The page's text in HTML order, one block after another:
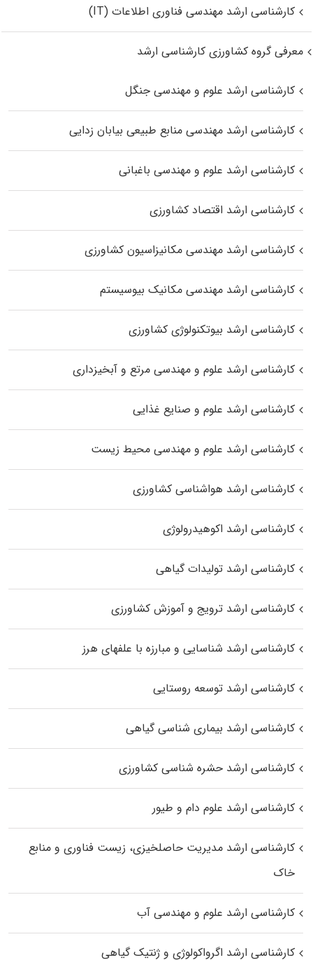
کارشناسی ارشد مهندسی فناوری اطلاعات (IT)
معرفی گروه کشاورزی کارشناسی ارشد
کارشناسی ارشد علوم و مهندسی جنگل
کارشناسی ارشد مهندسی منابع طبیعی بیابان زدایی
کارشناسی ارشد علوم و مهندسی باغبانی
کارشناسی ارشد اقتصاد کشاورزی
کارشناسی ارشد مهندسی مکانیزاسیون کشاورزی
کارشناسی ارشد مهندسی مکانیک بیوسیستم
کارشناسی ارشد بیوتکنولوژی کشاورزی
کارشناسی ارشد علوم و مهندسی مرتع و آبخیزداری
کارشناسی ارشد علوم و صنایع غذایی
کارشناسی ارشد علوم و مهندسی محیط زیست
کارشناسی ارشد هواشناسی کشاورزی
کارشناسی ارشد اکوهیدرولوژی
کارشناسی ارشد تولیدات گیاهی
کارشناسی ارشد ترویج و آموزش کشاورزی
کارشناسی ارشد شناسایی و مبارزه با علفهای هرز
کارشناسی ارشد توسعه روستایی
کارشناسی ارشد بیماری‌ شناسی گیاهی
کارشناسی ارشد حشره‌ شناسی کشاورزی
کارشناسی ارشد علوم دام و طیور
کارشناسی ارشد مدیریت حاصلخیزی، زیست فناوری و منابع
خاک
کارشناسی ارشد علوم و مهندسی آب
کارشناسی ارشد اگرواکولوژی و ژنتیک گیاهی